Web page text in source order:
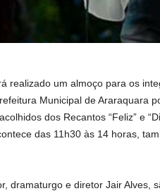
realizado um almoço para os
Municipal de Araraquara
dos Recantos “Feliz” e
das 11h30 às 14 horas,
dramaturgo e diretor Jair Alves,